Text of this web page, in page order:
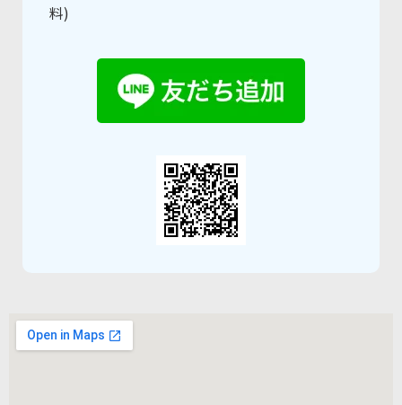
料)